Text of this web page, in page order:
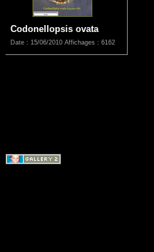
Codonellopsis ovata
Date : 15/06/2010 Affichages : 6162